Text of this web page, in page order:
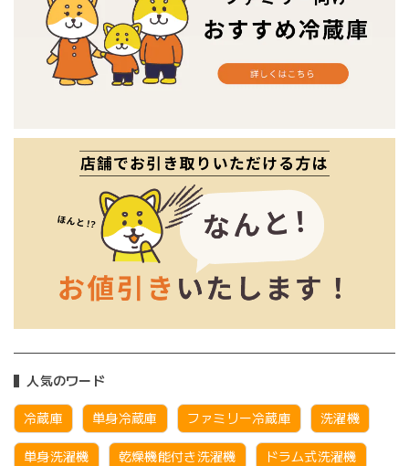
人気のワード
冷蔵庫 単身冷蔵庫 ファミリー冷蔵庫 洗濯機
単身洗濯機 乾燥機能付き洗濯機 ドラム式洗濯機